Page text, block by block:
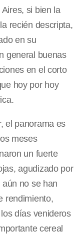
si bien la
recién descripta,
en su
general buenas
en el corto
hoy por hoy
el panorama es
meses
un fuerte
agudizado por
no se han
rendimiento,
días venideros
cereal